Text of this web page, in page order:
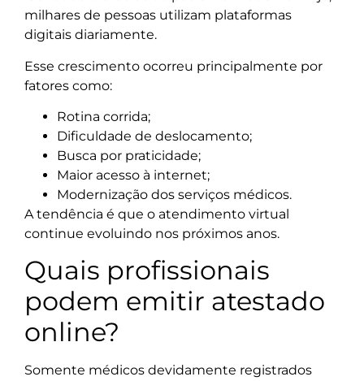
milhares de pessoas utilizam plataformas
digitais diariamente.
Esse crescimento ocorreu principalmente por
fatores como:
Rotina corrida;
Dificuldade de deslocamento;
Busca por praticidade;
Maior acesso à internet;
Modernização dos serviços médicos.
A tendência é que o atendimento virtual
continue evoluindo nos próximos anos.
Quais profissionais
podem emitir atestado
online?
Somente médicos devidamente registrados